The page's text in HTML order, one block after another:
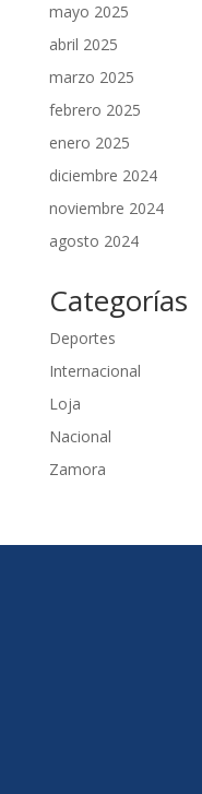
mayo 2025
abril 2025
marzo 2025
febrero 2025
enero 2025
diciembre 2024
noviembre 2024
agosto 2024
Categorías
Deportes
Internacional
Loja
Nacional
Zamora